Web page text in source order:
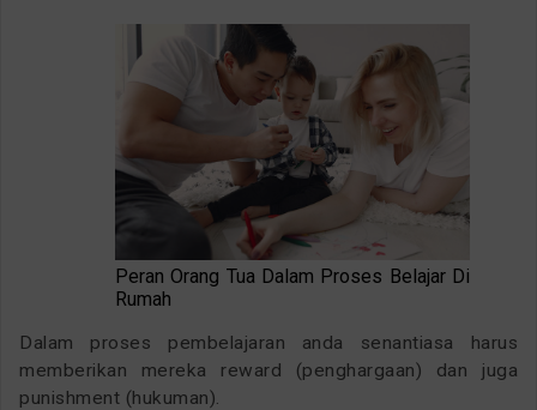
Peran Orang Tua Dalam Proses Belajar Di
Rumah
Dalam proses pembelajaran anda senantiasa harus
memberikan mereka reward (penghargaan) dan juga
punishment (hukuman).